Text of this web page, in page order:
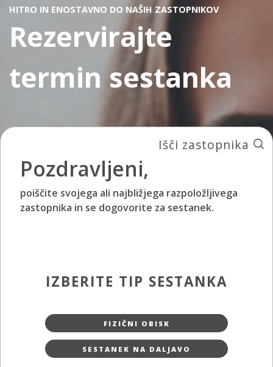
HITRO IN ENOSTAVNO DO NAŠIH ZASTOPNIKOV
Rezervirajte
termin sestanka
Išči zastopnika
Pozdravljeni,
poiščite svojega ali najbližjega razpoložljivega
zastopnika in se dogovorite za sestanek.
IZBERITE TIP SESTANKA
FIZIČNI OBISK
SESTANEK NA DALJAVO